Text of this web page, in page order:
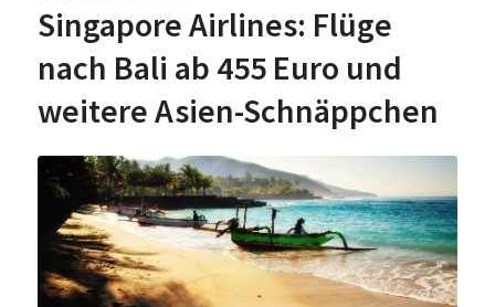
Singapore Airlines: Flüge
nach Bali ab 455 Euro und
weitere Asien-Schnäppchen